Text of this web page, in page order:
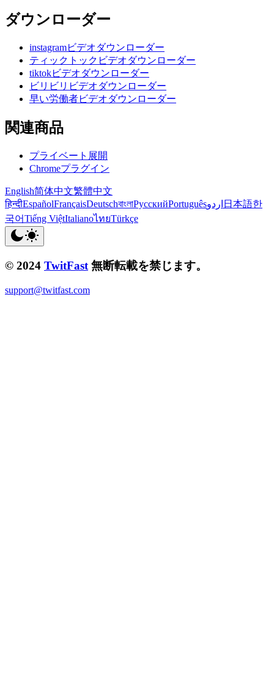
ダウンローダー
instagramビデオダウンローダー
ティックトックビデオダウンローダー
tiktokビデオダウンローダー
ビリビリビデオダウンローダー
早い労働者ビデオダウンローダー
関連商品
プライベート展開
Chromeプラグイン
English简体中文繁體中文
हिन्दीEspañolFrançaisDeutschবাংলাРусскийPortuguêsاردو 日本語한
국어Tiếng ViệtItalianoไทยTürkçe
© 2024 TwitFast 無断転載を禁じます。
support@twitfast.com